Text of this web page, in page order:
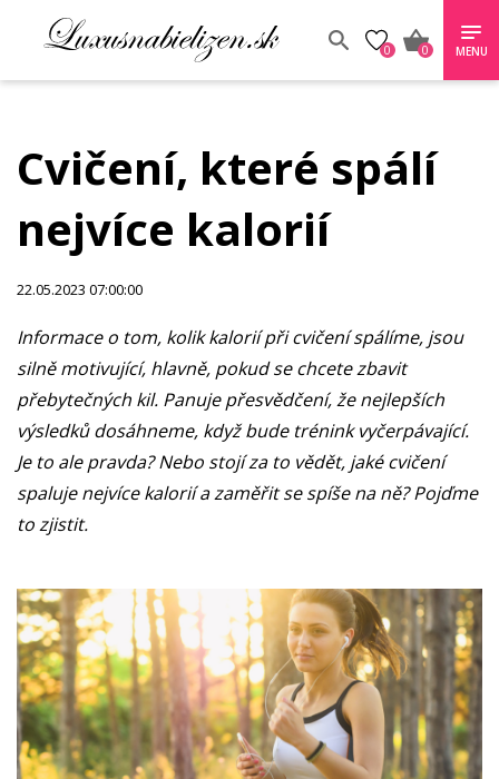
0 0 MENU
Cvičení, které spálí
nejvíce kalorií
22.05.2023 07:00:00
Informace o tom, kolik kalorií při cvičení spálíme, jsou
silně motivující, hlavně, pokud se chcete zbavit
přebytečných kil. Panuje přesvědčení, že nejlepších
výsledků dosáhneme, když bude trénink vyčerpávající.
Je to ale pravda? Nebo stojí za to vědět, jaké cvičení
spaluje nejvíce kalorií a zaměřit se spíše na ně? Pojďme
to zjistit.